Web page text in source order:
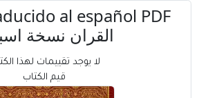
القران نسخة
لا يوجد تقييمات لهذا
قيم الكتاب